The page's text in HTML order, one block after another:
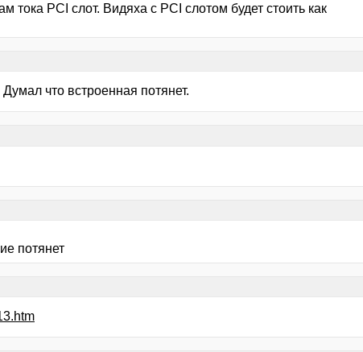
тока PCI слот. Видяха с PCI слотом будет стоить как
что встроенная потянет.
потянет